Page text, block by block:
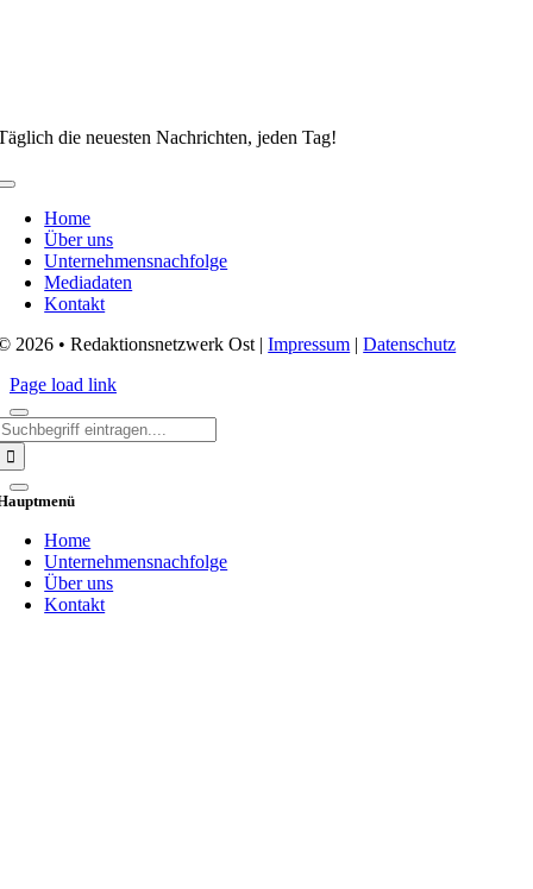
die neuesten Nachrichten, jeden Tag!
Toggle
NavigationHome
Über uns
Unternehmensnachfolge
Mediadaten
Kontakt
2026 • Redaktionsnetzwerk Ost |Impressum |Datenschutz
Page load link
Home
Unternehmensnachfolge
Über uns
Kontakt